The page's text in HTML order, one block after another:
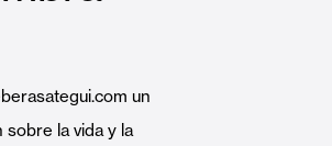
un
la vida y la